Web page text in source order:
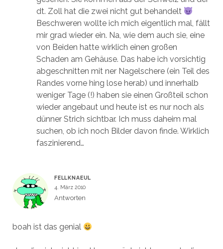
dt. Zoll hat die zwei nicht gut behandelt
Beschweren wollte ich mich eigentlich mal, fällt
mir grad wieder ein. Na, wie dem auch sie, eine
von Beiden hatte wirklich einen großen
Schaden am Gehäuse. Das habe ich vorsichtig
abgeschnitten mit ner Nagelschere (ein Teil des
Randes vorne hing lose herab) und innerhalb
weniger Tage (!) haben sie einen Großteil schon
wieder angebaut und heute ist es nur noch als
dünner Strich sichtbar. Ich muss daheim mal
suchen, ob ich noch Bilder davon finde. Wirklich
faszinierend…
FELLKNAEUL
4. März 2010
Antworten
boah ist das genial